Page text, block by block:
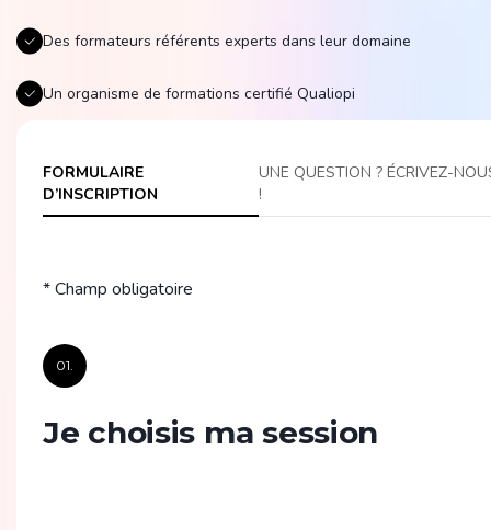
Des formateurs référents experts dans leur domaine
Un organisme de formations certifié Qualiopi
FORMULAIRE
D’INSCRIPTION
UNE QUESTION ? ÉCRIVEZ-
!
* Champ obligatoire
01.
Je choisis ma session